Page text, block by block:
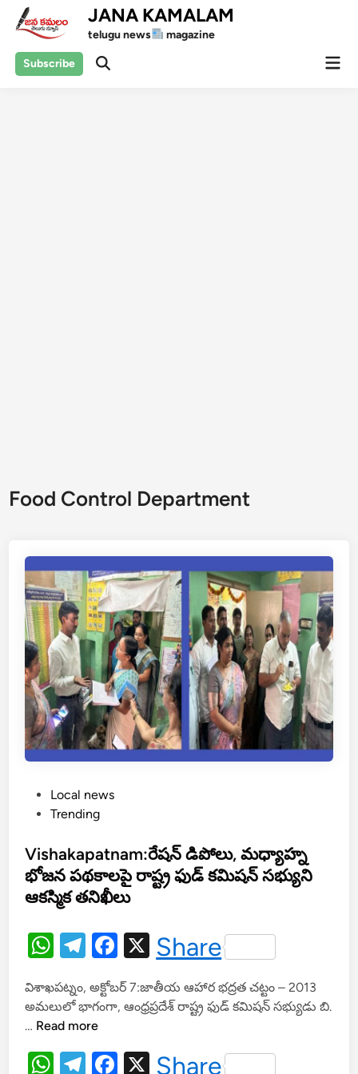
Skip
JANA KAMALAM
telugu news magazine
Subscribe
Open
Food Control Department
t
e
d
Local news
Trending
Vishakapatnam:రేషన్ డిపోలు, మధ్యాహ్న
భోజన పథకాలపై రాష్ట్ర ఫుడ్ కమిషన్ సభ్యుని
ఆకస్మిక తనిఖీలు
W
at
s
A
T
e
gr
a
F
c
e
b
X
Share
విశాఖపట్నం, అక్టోబర్ 7:జాతీయ ఆహార భద్రత చట్టం – 2013
అమలులో భాగంగా, ఆంధ్రప్రదేశ్ రాష్ట్ర ఫుడ్ కమిషన్ సభ్యుడు బి.
… V
s
Read more
W T
F
X
Share